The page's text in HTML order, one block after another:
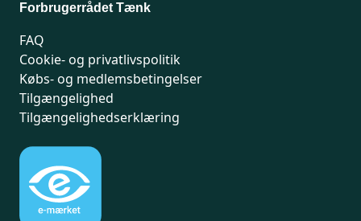
Forbrugerrådet Tænk
FAQ
Cookie- og privatlivspolitik
Købs- og medlemsbetingelser
Tilgængelighed
Tilgængelighedserklæring